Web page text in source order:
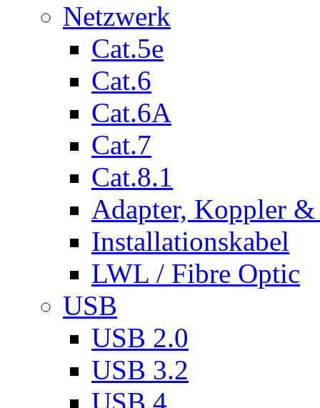
Netzwerk
Cat.5e
Cat.6
Cat.6A
Cat.7
Cat.8.1
Adapter, Koppler &
Installationskabel
LWL / Fibre Optic
USB
USB 2.0
USB 3.2